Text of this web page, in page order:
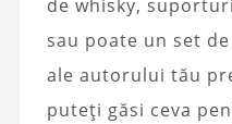
de whisky,
sau poate un set
ale autorului tău
puteți găsi ceva